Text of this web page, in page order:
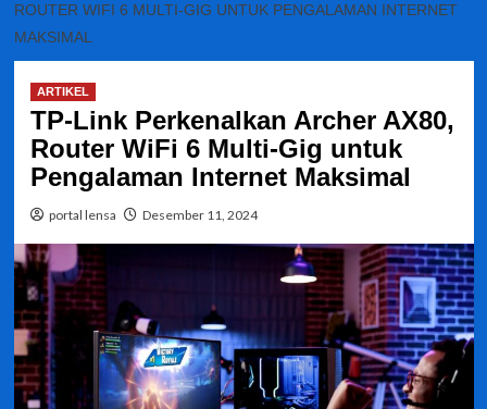
ROUTER WIFI 6 MULTI-GIG UNTUK PENGALAMAN INTERNET
MAKSIMAL
ARTIKEL
TP-Link Perkenalkan Archer AX80,
Router WiFi 6 Multi-Gig untuk
Pengalaman Internet Maksimal
portal lensa Desember 11, 2024